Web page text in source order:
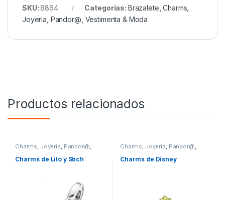
SKU:8864 Categorías: Brazalete ,Charms
Joyeria Pandor@ Vestimenta & Moda
Productos relacionados
Charms, Joyeria, Pandor@,
Charms de Lilo y Stich
Charms, Joyeria, Pandor@,
Charms de Disney